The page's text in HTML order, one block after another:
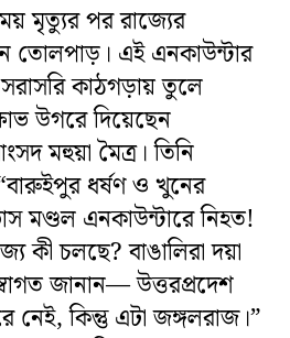
মৃত্যুর পর রাজ্যের
তোলপাড়। এই এনকাউন্টার
কাঠগড়ায় তুলে
উগরে দিয়েছেন
মহুয়া মৈত্র। তিনি
ধর্ষণ ও খুনের
মণ্ডল এনকাউন্টারে নিহত!
কী চলছে? বাঙালিরা দয়া
জানান— উত্তরপ্রদেশ
নেই, কিন্তু এটা জঙ্গলরাজ।”